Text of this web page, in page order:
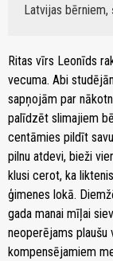
Latvijas
Ritas vīrs Leonīds
vecuma. Abi
sapņojām par
palīdzēt slimajiem
centāmies pildīt
pilnu atdevi, bieži
klusi cerot, ka
ģimenes lokā.
gada manai mīļai
neoperējams
kompensējamiem